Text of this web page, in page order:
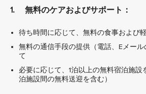
1. 無料のケアおよびサポート：
待ち時間に応じて、無料の食事および
無料の通信手段の提供（電話、Eメー
て
必要に応じて、1泊以上の無料宿泊施設
泊施設間の無料送迎を含む）